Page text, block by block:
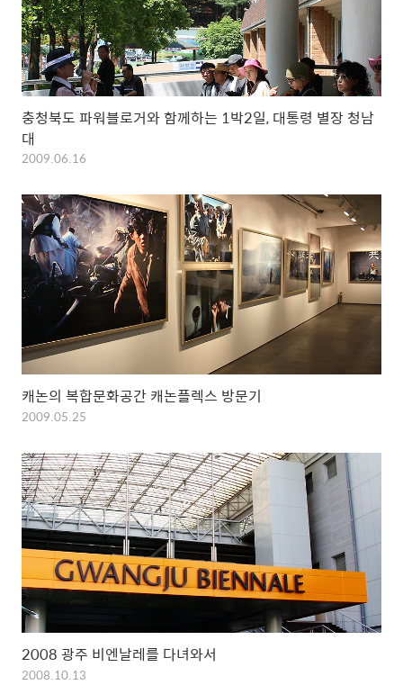
충청북도 파워블로거와 함께하는 1박2일, 대통령 별장 청남
대
2009.06.16
캐논의 복합문화공간 캐논플렉스 방문기
2009.05.25
2008 광주 비엔날레를 다녀와서
2008.10.13